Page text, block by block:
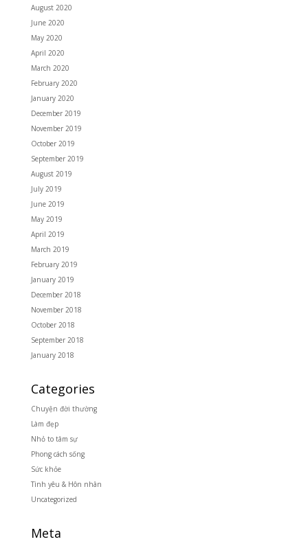
August 2020
June 2020
May 2020
April 2020
March 2020
February 2020
January 2020
December 2019
November 2019
October 2019
September 2019
August 2019
July 2019
June 2019
May 2019
April 2019
March 2019
February 2019
January 2019
December 2018
November 2018
October 2018
September 2018
January 2018
Categories
Chuyện đời thường
Làm đẹp
Nhỏ to tâm sự
Phong cách sống
Sức khỏe
Tình yêu & Hôn nhân
Uncategorized
Meta